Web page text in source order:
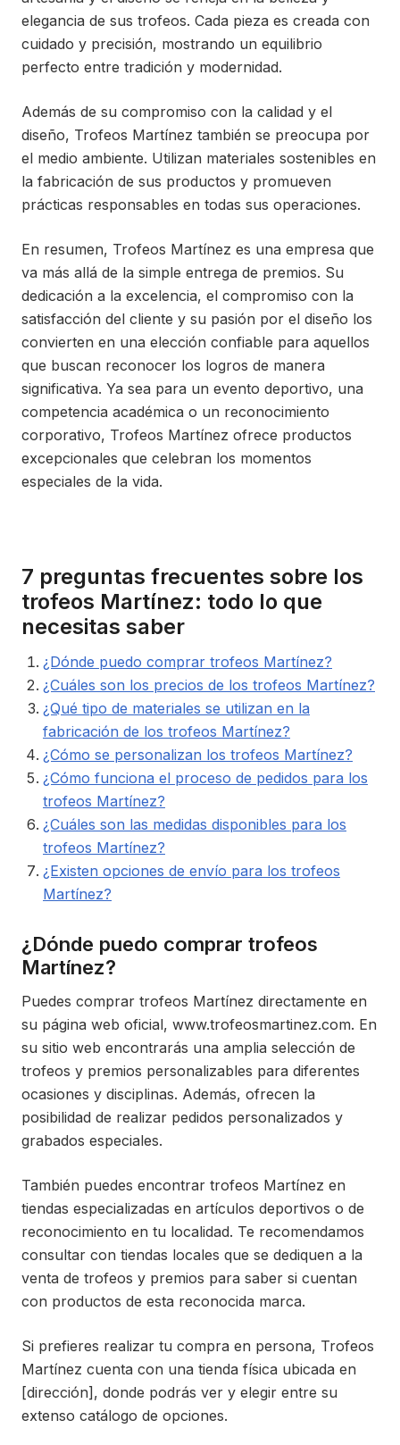
elegancia de sus trofeos. Cada pieza es creada con
cuidado y precisión, mostrando un equilibrio
perfecto entre tradición y modernidad.
Además de su compromiso con la calidad y el
diseño, Trofeos Martínez también se preocupa por
el medio ambiente. Utilizan materiales sostenibles en
la fabricación de sus productos y promueven
prácticas responsables en todas sus operaciones.
En resumen, Trofeos Martínez es una empresa que
va más allá de la simple entrega de premios. Su
dedicación a la excelencia, el compromiso con la
satisfacción del cliente y su pasión por el diseño los
convierten en una elección confiable para aquellos
que buscan reconocer los logros de manera
significativa. Ya sea para un evento deportivo, una
competencia académica o un reconocimiento
corporativo, Trofeos Martínez ofrece productos
excepcionales que celebran los momentos
especiales de la vida.
7 preguntas frecuentes sobre los
trofeos Martínez: todo lo que
necesitas saber
¿Dónde puedo comprar trofeos Martínez?
¿Cuáles son los precios de los trofeos Martínez?
¿Qué tipo de materiales se utilizan en la
fabricación de los trofeos Martínez?
¿Cómo se personalizan los trofeos Martínez?
¿Cómo funciona el proceso de pedidos para los
trofeos Martínez?
¿Cuáles son las medidas disponibles para los
trofeos Martínez?
¿Existen opciones de envío para los trofeos
Martínez?
¿Dónde puedo comprar trofeos
Martínez?
Puedes comprar trofeos Martínez directamente en
su página web oficial, www.trofeosmartinez.com. En
su sitio web encontrarás una amplia selección de
trofeos y premios personalizables para diferentes
ocasiones y disciplinas. Además, ofrecen la
posibilidad de realizar pedidos personalizados y
grabados especiales.
También puedes encontrar trofeos Martínez en
tiendas especializadas en artículos deportivos o de
reconocimiento en tu localidad. Te recomendamos
consultar con tiendas locales que se dediquen a la
venta de trofeos y premios para saber si cuentan
con productos de esta reconocida marca.
Si prefieres realizar tu compra en persona, Trofeos
Martínez cuenta con una tienda física ubicada en
[dirección], donde podrás ver y elegir entre su
extenso catálogo de opciones.